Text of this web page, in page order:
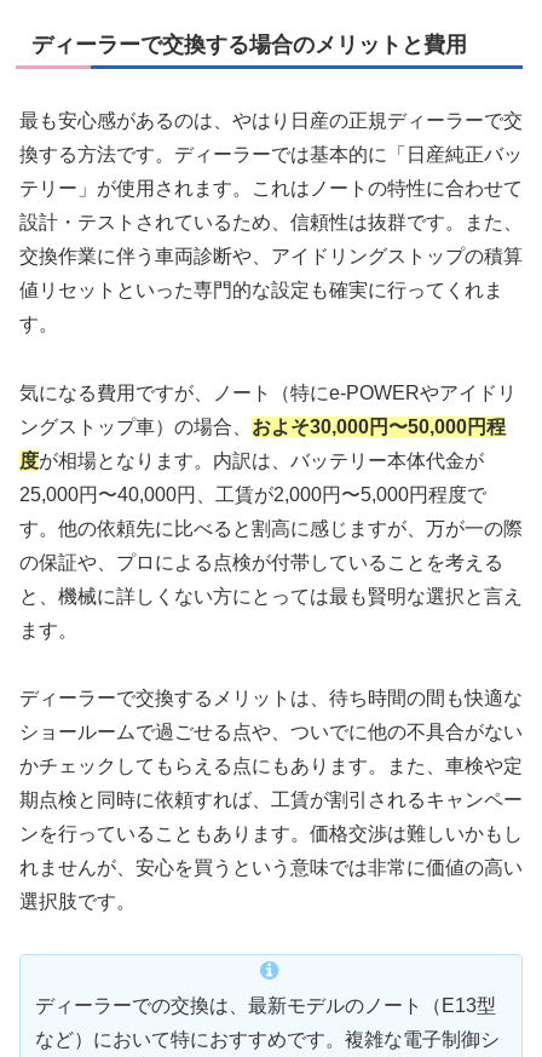
ディーラーで交換する場合のメリットと費用
最も安心感があるのは、やはり日産の正規ディーラーで交
換する方法です。ディーラーでは基本的に「日産純正バッ
テリー」が使用されます。これはノートの特性に合わせて
設計・テストされているため、信頼性は抜群です。また、
交換作業に伴う車両診断や、アイドリングストップの積算
値リセットといった専門的な設定も確実に行ってくれま
す。
気になる費用ですが、ノート（特にe-POWERやアイドリ
ングストップ車）の場合、 およそ30,000円〜50,000円程
度が相場となります。内訳は、バッテリー本体代金が
25,000円〜40,000円、工賃が2,000円〜5,000円程度で
す。他の依頼先に比べると割高に感じますが、万が一の際
の保証や、プロによる点検が付帯していることを考える
と、機械に詳しくない方にとっては最も賢明な選択と言え
ます。
ディーラーで交換するメリットは、待ち時間の間も快適な
ショールームで過ごせる点や、ついでに他の不具合がない
かチェックしてもらえる点にもあります。また、車検や定
期点検と同時に依頼すれば、工賃が割引されるキャンペー
ンを行っていることもあります。価格交渉は難しいかもし
れませんが、安心を買うという意味では非常に価値の高い
選択肢です。
ディーラーでの交換は、最新モデルのノート（E13型
など）において特におすすめです。複雑な電子制御シ